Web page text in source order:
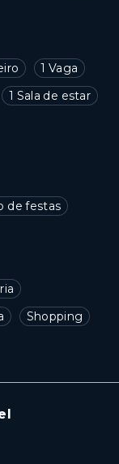
1 Vaga
1 Sala de estar
de festas
Shopping